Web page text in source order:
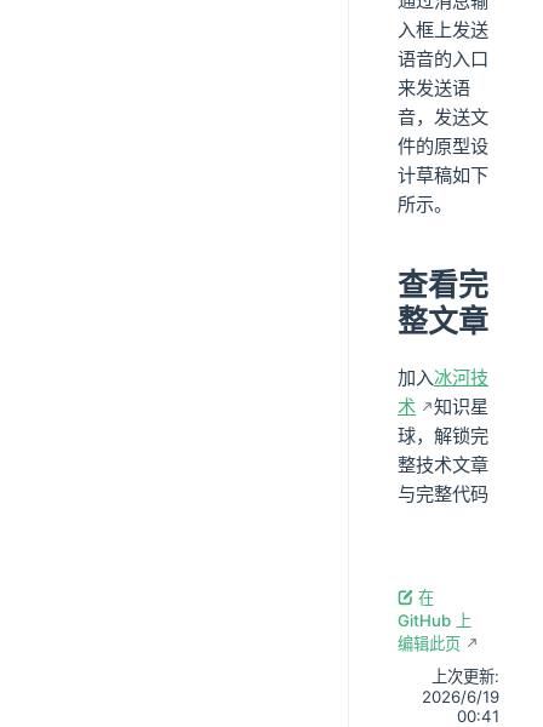
入框上发送
语音的入口
来发送语
音，发送文
件的原型设
计草稿如下
所示。
查看完
整文章
加入冰河技
术
知识星
球，解锁完
整技术文章
与完整代码
在
GitHub 上
编辑此页
上次更新:
2026/6/19
00:41